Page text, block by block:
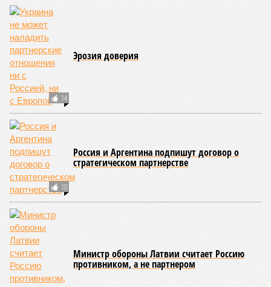
14
Эрозия доверия
10
Россия и Аргентина подпишут договор о
стратегическом партнерстве
Министр обороны Латвии считает Россию
противником, а не партнером